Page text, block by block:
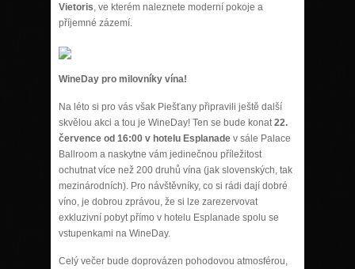
Vietoris, ve kterém naleznete moderní pokoje a
příjemné zázemí.
WineDay pro milovníky vína!
Na léto si pro vás však Piešťany připravili ještě další
skvělou akci a tou je WineDay! Ten se bude konat22.
července od 16:00 v hotelu Esplanade v sále Palace
Ballroom a naskytne vám jedinečnou příležitost
ochutnat více než 200 druhů vína (jak slovenských, tak
mezinárodních). Pro návštěvníky, co si rádi dají dobré
víno, je dobrou zprávou, že si lze zarezervovat
exkluzivní pobyt přímo v hotelu Esplanade spolu se
vstupenkami na WineDay.
Celý večer bude doprovázen pohodovou atmosférou,